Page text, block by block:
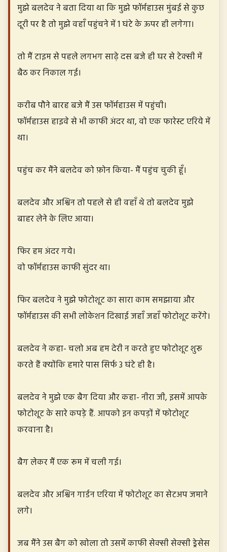
मुझे बलदेव ने बता दिया था कि मुझे फॉर्महाउस मुंबई से कुछ
दूरी पर है तो मुझे वहाँ पहुंचने में 1 घंटे के ऊपर ही लगेगा।
तो मैं टाइम से पहले लगभग साढ़े दस बजे ही घर से टेक्सी में
बैठ कर निकाल गई।
करीब पौने बारह बजे मैं उस फॉर्महाउस में पहुंची।
फॉर्महाउस हाइवे से भी काफी अंदर था, वो एक फारेस्ट एरिये में
था।
पहुंच कर मैंने बलदेव को फ़ोन किया- मैं पहुंच चुकी हूँ।
बलदेव और अश्विन तो पहले से ही वहाँ थे तो बलदेव मुझे
बाहर लेने के लिए आया।
फिर हम अंदर गये।
वो फॉर्महाउस काफी सुंदर था।
फिर बलदेव ने मुझे फोटोशूट का सारा काम समझाया और
फॉर्महाउस की सभी लोकेशन दिखाई जहाँ जहाँ फोटोशूट करेंगे।
बलदेव ने कहा- चलो अब हम देरी न करते हुए फोटोशूट शुरू
करते हैं क्योंकि हमारे पास सिर्फ 3 घंटे ही है।
बलदेव ने मुझे एक बैग दिया और कहा- नीरा जी, इसमें आपके
फोटोशूट के सारे कपड़े हैं. आपको इन कपड़ों में फोटोशूट
करवाना है।
बैग लेकर मैं एक रूम में चली गई।
बलदेव और अश्विन गार्डन एरिया में फोटोशूट का सेटअप जमाने
लगे।
जब मैंने उस बैग को खोला तो उसमें काफी सेक्सी सेक्सी ड्रेसेस